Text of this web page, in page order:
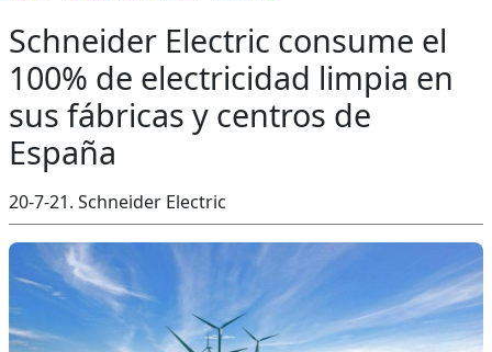
Schneider Electric consume el
100% de electricidad limpia en
sus fábricas y centros de
España
20-7-21. Schneider Electric